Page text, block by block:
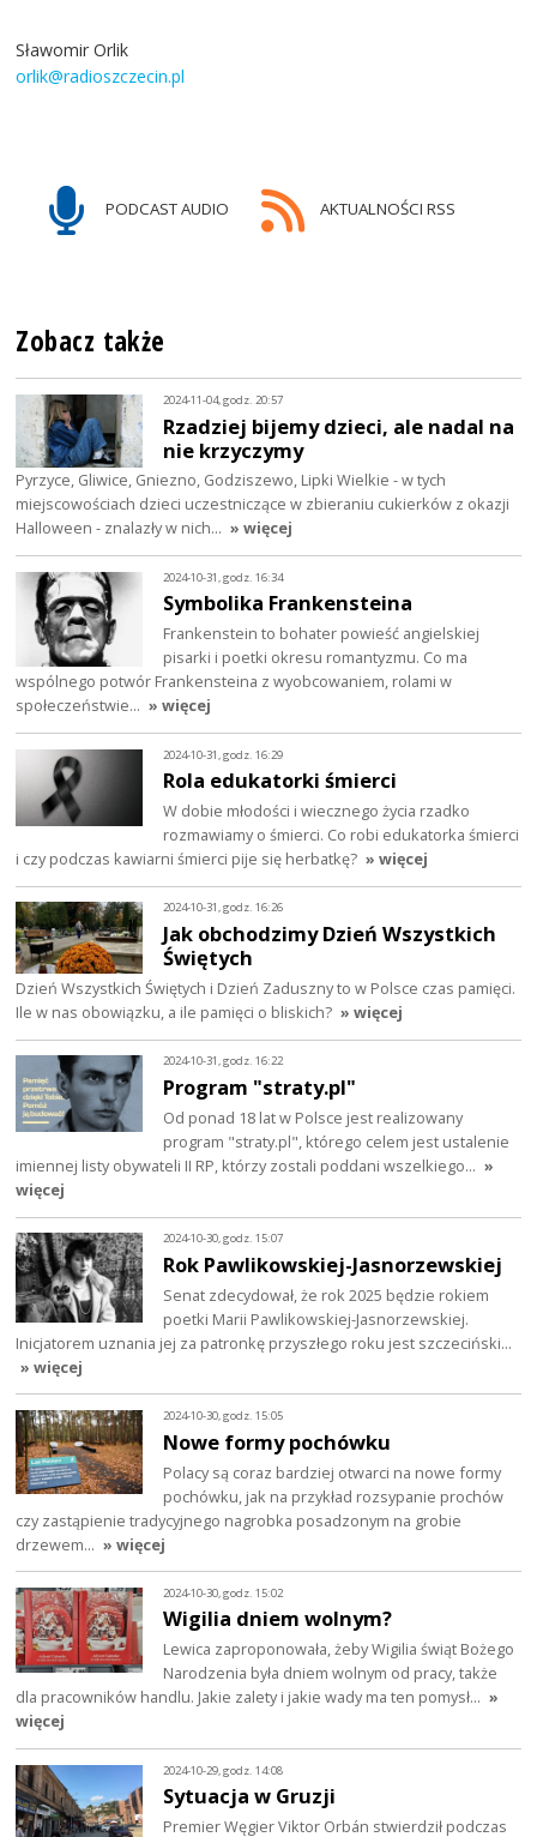
Sławomir Orlik
orlik@radioszczecin.pl
PODCAST AUDIO AKTUALNOŚCI RSS
Zobacz także
2024-11-04, godz. 20:57
Rzadziej bijemy dzieci, ale nadal na
nie krzyczymy
Pyrzyce, Gliwice, Gniezno, Godziszewo, Lipki Wielkie - w tych
miejscowościach dzieci uczestniczące w zbieraniu cukierków z okazji
Halloween - znalazły w nich… » więcej
2024-10-31, godz. 16:34
Symbolika Frankensteina
Frankenstein to bohater powieść angielskiej
pisarki i poetki okresu romantyzmu. Co ma
wspólnego potwór Frankensteina z wyobcowaniem, rolami w
społeczeństwie… » więcej
2024-10-31, godz. 16:29
Rola edukatorki śmierci
W dobie młodości i wiecznego życia rzadko
rozmawiamy o śmierci. Co robi edukatorka śmierci
i czy podczas kawiarni śmierci pije się herbatkę? » więcej
2024-10-31, godz. 16:26
Jak obchodzimy Dzień Wszystkich
Świętych
Dzień Wszystkich Świętych i Dzień Zaduszny to w Polsce czas pamięci.
Ile w nas obowiązku, a ile pamięci o bliskich? » więcej
2024-10-31, godz. 16:22
Program "straty.pl"
Od ponad 18 lat w Polsce jest realizowany
program "straty.pl", którego celem jest ustalenie
imiennej listy obywateli II RP, którzy zostali poddani wszelkiego… »
więcej
2024-10-30, godz. 15:07
Rok Pawlikowskiej-Jasnorzewskiej
Senat zdecydował, że rok 2025 będzie rokiem
poetki Marii Pawlikowskiej-Jasnorzewskiej.
Inicjatorem uznania jej za patronkę przyszłego roku jest szczeciński…
» więcej
2024-10-30, godz. 15:05
Nowe formy pochówku
Polacy są coraz bardziej otwarci na nowe formy
pochówku, jak na przykład rozsypanie prochów
czy zastąpienie tradycyjnego nagrobka posadzonym na grobie
drzewem… » więcej
2024-10-30, godz. 15:02
Wigilia dniem wolnym?
Lewica zaproponowała, żeby Wigilia świąt Bożego
Narodzenia była dniem wolnym od pracy, także
dla pracowników handlu. Jakie zalety i jakie wady ma ten pomysł… »
więcej
2024-10-29, godz. 14:08
Sytuacja w Gruzji
Premier Węgier Viktor Orbán stwierdził podczas